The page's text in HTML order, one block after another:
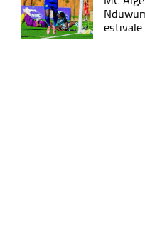
estivale